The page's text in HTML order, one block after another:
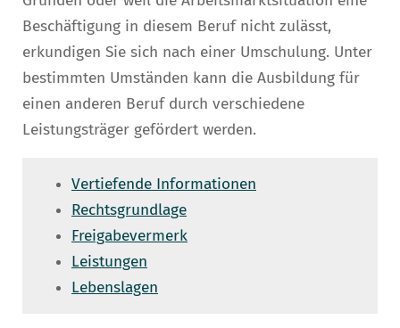
Beschäftigung in diesem Beruf nicht zulässt,
erkundigen Sie sich nach einer Umschulung. Unter
bestimmten Umständen kann die Ausbildung für
einen anderen Beruf durch verschiedene
Leistungsträger gefördert werden.
Vertiefende Informationen
Rechtsgrundlage
Freigabevermerk
Leistungen
Lebenslagen